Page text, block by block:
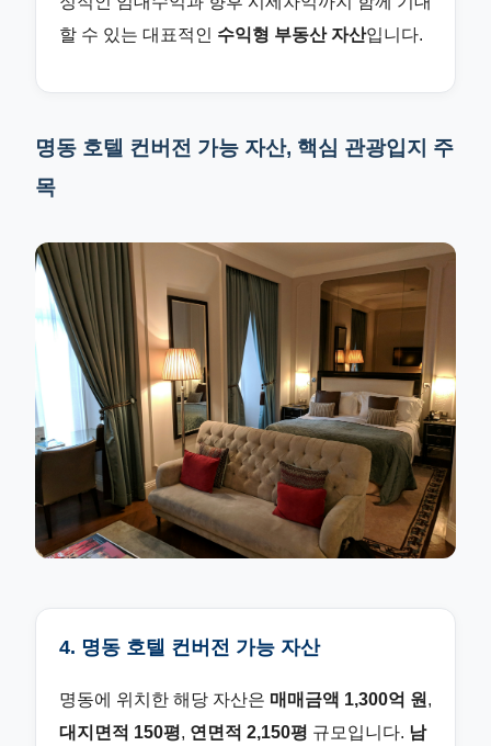
할 수 있는 대표적인 수익형 부동산 자산입니다.
명동 호텔 컨버전 가능 자산, 핵심 관광입지 주
목
4. 명동 호텔 컨버전 가능 자산
명동에 위치한 해당 자산은 매매금액 1,300억 원 ,
대지면적 150평, 연면적 2,150평 규모입니다. 남